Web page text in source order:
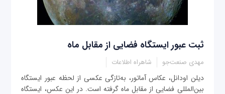
ثبت عبور ایستگاه فضایی از مقابل ماه
مهدی صنعت‌جو شاهراه اطلاعات
دیلن اودانل، عکاس آماتور، به‌تازگی عکسی از لحظه عبور ایستگاه
بین‌المللی فضایی از مقابل ماه گرفته است. در این عکس، ایستگاه